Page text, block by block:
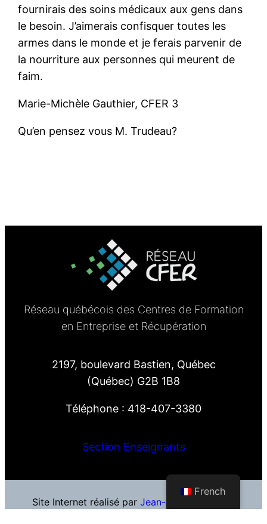
fournirais des soins médicaux aux gens dans
le besoin. J’aimerais confisquer toutes les
armes dans le monde et je ferais parvenir de
la nourriture aux personnes qui meurent de
faim.
Marie-Michèle Gauthier, CFER 3
Qu’en pensez vous M. Trudeau?
Réseau québécois des Centres de Formation
en Entreprise et Récupération
2197, boulevard Bastien, Québec
(Québec) G2B 1B8
Téléphone : 418-407-3380
Section Enseignants
Site Internet réalisé par Jean-François Blais
French